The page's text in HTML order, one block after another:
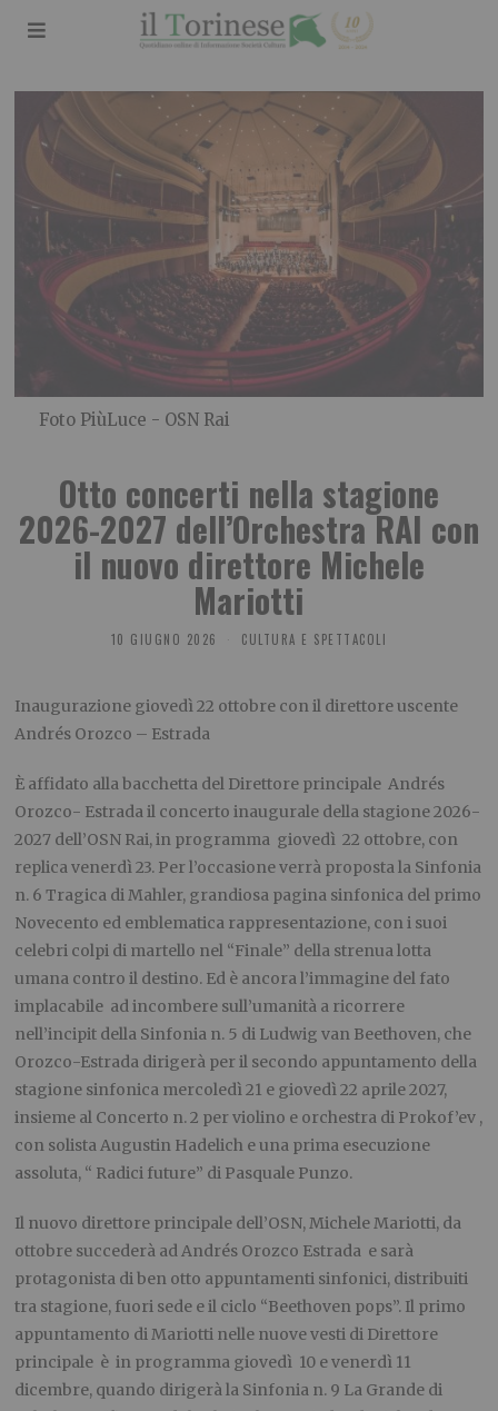
Foto PiùLuce - OSN Rai
Otto concerti nella stagione
2026-2027 dell’Orchestra RAI con
il nuovo direttore Michele
Mariotti
10 GIUGNO 2026 CULTURA E SPETTACOLI
Inaugurazione giovedì 22 ottobre con il direttore uscente
Andrés Orozco – Estrada
È affidato alla bacchetta del Direttore principale Andrés
Orozco- Estrada il concerto inaugurale della stagione 2026-
2027 dell’OSN Rai, in programma giovedì 22 ottobre, con
replica venerdì 23. Per l’occasione verrà proposta la Sinfonia
n. 6 Tragica di Mahler, grandiosa pagina sinfonica del primo
Novecento ed emblematica rappresentazione, con i suoi
celebri colpi di martello nel “Finale” della strenua lotta
umana contro il destino. Ed è ancora l’immagine del fato
implacabile ad incombere sull’umanità a ricorrere
nell’incipit della Sinfonia n. 5 di Ludwig van Beethoven, che
Orozco-Estrada dirigerà per il secondo appuntamento della
stagione sinfonica mercoledì 21 e giovedì 22 aprile 2027,
insieme al Concerto n. 2 per violino e orchestra di Prokof’ev ,
con solista Augustin Hadelich e una prima esecuzione
assoluta, “ Radici future” di Pasquale Punzo.
Il nuovo direttore principale dell’OSN, Michele Mariotti, da
ottobre succederà ad Andrés Orozco Estrada e sarà
protagonista di ben otto appuntamenti sinfonici, distribuiti
tra stagione, fuori sede e il ciclo “Beethoven pops”. Il primo
appuntamento di Mariotti nelle nuove vesti di Direttore
principale è in programma giovedì 10 e venerdì 11
dicembre, quando dirigerà la Sinfonia n. 9 La Grande di